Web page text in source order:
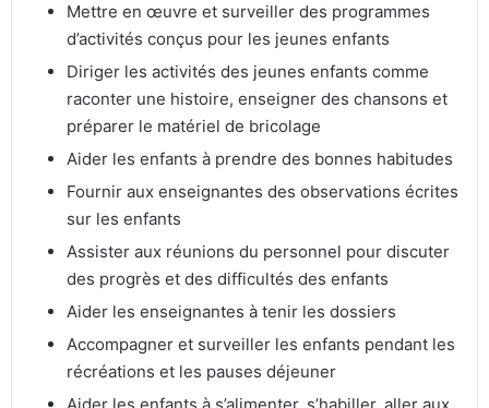
Mettre en œuvre et surveiller des programmes
d’activités conçus pour les jeunes enfants
Diriger les activités des jeunes enfants comme
raconter une histoire, enseigner des chansons et
préparer le matériel de bricolage
Aider les enfants à prendre des bonnes habitudes
Fournir aux enseignantes des observations écrites
sur les enfants
Assister aux réunions du personnel pour discuter
des progrès et des difficultés des enfants
Aider les enseignantes à tenir les dossiers
Accompagner et surveiller les enfants pendant les
récréations et les pauses déjeuner